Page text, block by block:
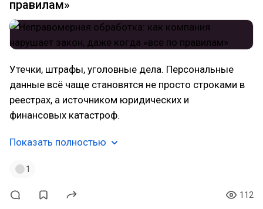
правилам»
Утечки, штрафы, уголовные дела. Персональные
данные всё чаще становятся не просто строками в
реестрах, а источником юридических и
финансовых катастроф.
Показать полностью
1
112